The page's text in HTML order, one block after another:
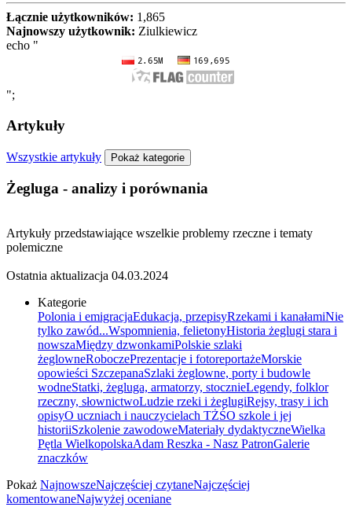
Łącznie użytkowników: 1,865
Najnowszy użytkownik: Ziulkiewicz
echo "
";
Artykuły
Wszystkie artykuły Pokaż kategorie
Żegluga - analizy i porównania
Artykuły przedstawiające wszelkie problemy rzeczne i tematy
polemiczne
Ostatnia aktualizacja 04.03.2024
Kategorie
Polonia i emigracjaEdukacja, przepisyRzekami i kanałamiNie
tylko zawód...Wspomnienia, felietonyHistoria żeglugi stara i
nowszaMiędzy dzwonkamiPolskie szlaki
żeglowneRoboczePrezentacje i fotoreportażeMorskie
opowieści SzczepanaSzlaki żeglowne, porty i budowle
wodneStatki, żegluga, armatorzy, stocznieLegendy, folklor
rzeczny, słownictwoLudzie rzeki i żeglugiRejsy, trasy i ich
opisyO uczniach i nauczycielach TŻŚO szkole i jej
historiiSzkolenie zawodoweMateriały dydaktyczneWielka
Pętla WielkopolskaAdam Reszka - Nasz PatronGalerie
znaczków
Pokaż NajnowszeNajczęściej czytaneNajczęściej
komentowaneNajwyżej oceniane